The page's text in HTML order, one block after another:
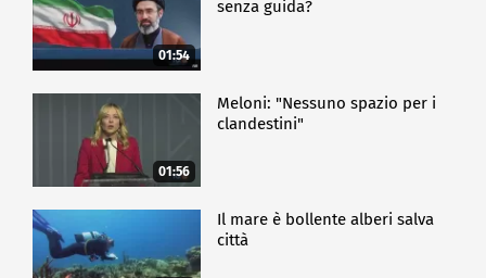
01:54
senza guida?
01:56
Meloni: "Nessuno spazio per i
clandestini"
Il mare è bollente alberi salva
città